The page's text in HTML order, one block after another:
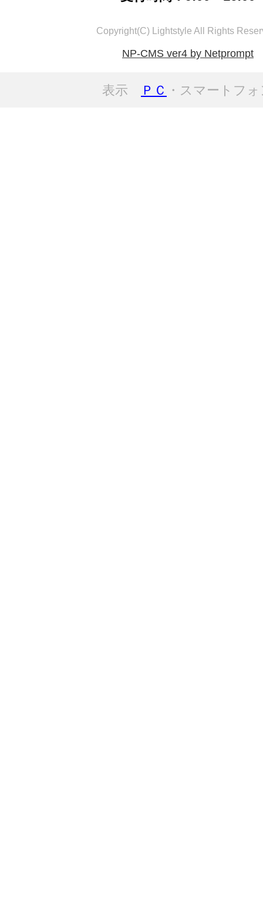
Copyright(C) Lightstyle All Rights
NP-CMS ver4 by Netprompt
表示 ＰＣ ・スマートフ